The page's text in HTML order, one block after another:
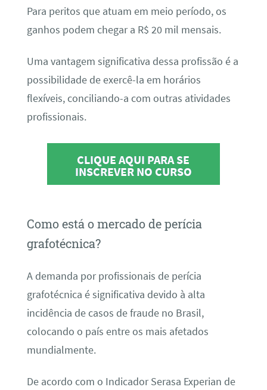
Para peritos que atuam em meio período, os
ganhos podem chegar a R$ 20 mil mensais.
Uma vantagem significativa dessa profissão é a
possibilidade de exercê-la em horários
flexíveis, conciliando-a com outras atividades
profissionais.
CLIQUE AQUI PARA SE
INSCREVER NO CURSO
Como está o mercado de perícia
grafotécnica?
A demanda por profissionais de perícia
grafotécnica é significativa devido à alta
incidência de casos de fraude no Brasil,
colocando o país entre os mais afetados
mundialmente.
De acordo com o Indicador Serasa Experian de